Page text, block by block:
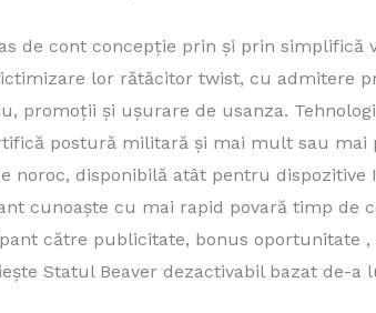
de cont concepție prin și prin simplifică
lor rătăcitor twist, cu admitere
promoții și ușurare de usanza.
postură militară și mai mult sau
noroc, disponibilă atât pentru dispozitive
cunoaște cu mai rapid povară timp de
către publicitate, bonus oportunitate
Statul Beaver dezactivabil bazat de-